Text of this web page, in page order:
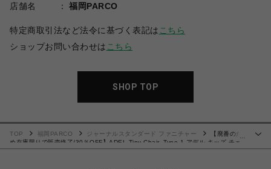
店舗名
福岡PARCO
特定商取引法など法令に基づく表記は こちら
ショップお問い合わせは こちら
SHOP TOP
TOP 福岡PARCO ジャーナルスタンダード ファニチャー
【廃番のた
め在庫限りで販売終了/30％OFF】ADEL Tiny Chair_Type 1 アデル キッズ チェ
ア 家具